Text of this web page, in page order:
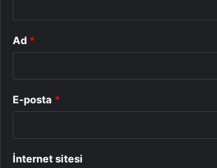
Ad *
E-posta *
İnternet sitesi